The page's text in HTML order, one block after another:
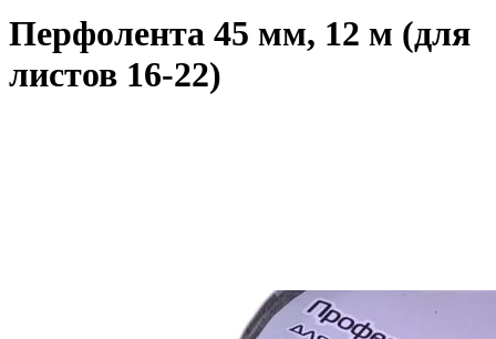
Перфолента 45 мм, 12 м (для
листов 16-22)